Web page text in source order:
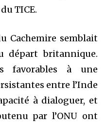
TICE.
Cachemire semblait
départ britannique.
favorables à une
entre l’Inde
à dialoguer, et
par l’ONU ont